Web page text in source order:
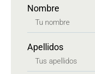
Nombre
Apellidos